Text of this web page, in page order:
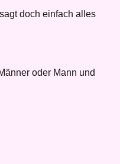
doch einfach alles
oder Mann und